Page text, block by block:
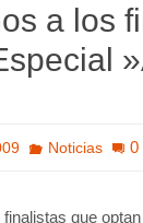
a los
Noticias 0
que